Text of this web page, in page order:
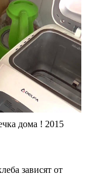
дома ! 2015
зависят от